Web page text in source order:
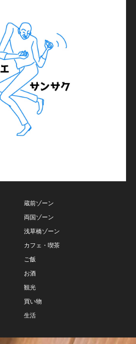
蔵前ゾーン
両国ゾーン
浅草橋ゾーン
カフェ・喫茶
ご飯
お酒
観光
買い物
生活